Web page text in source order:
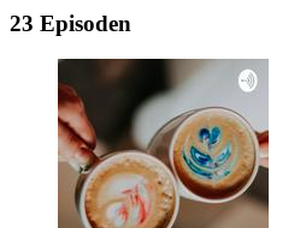
23 Episoden